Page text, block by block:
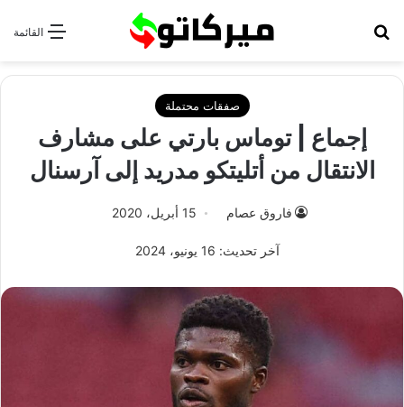
القائمة
صفقات محتملة
إجماع | توماس بارتي على مشارف
الانتقال من أتليتكو مدريد إلى آرسنال
فاروق عصام 15 أبريل، 2020
آخر تحديث: 16 يونيو، 2024